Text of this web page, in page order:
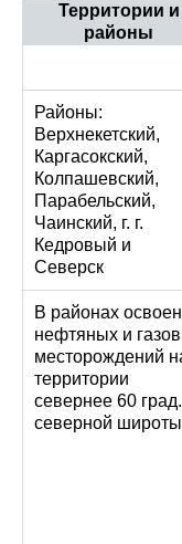
Территории и
районы
Районы:
Верхнекетский,
Каргасокский,
Колпашевский,
Парабельский,
Чаинский, г. г.
Кедровый и
Северск
В районах
нефтяных и
месторождений
территории
севернее 60 град.
северной широты